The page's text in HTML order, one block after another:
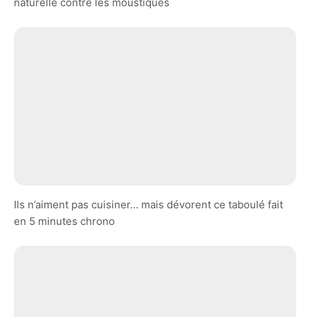
Ils n’aiment pas cuisiner… mais dévorent ce taboulé fait
en 5 minutes chrono